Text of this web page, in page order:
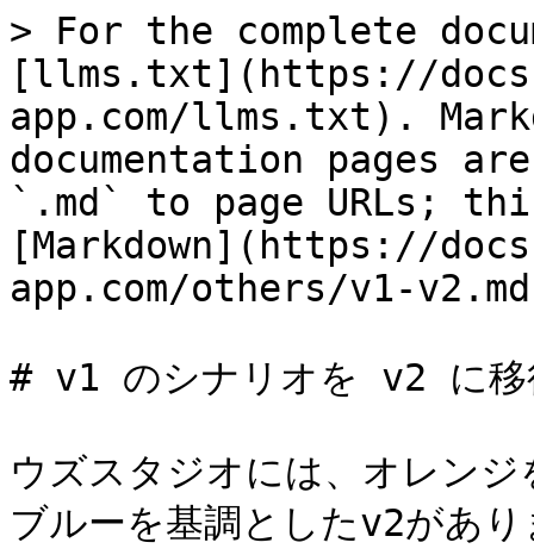
> For the complete
[llms.txt](https://
app.com/llms.txt).
documentation pages
`.md` to page URLs;
[Markdown](https://
app.com/others/v1-
# v1 のシナリオを v2 に移
ウズスタジオには、オレン
ブルーを基調としたv2があり